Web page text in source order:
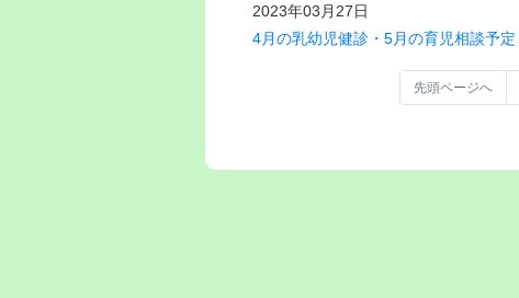
2023年03月27日
4月の乳幼児健診・5月の育児相談予定
先頭ページへ